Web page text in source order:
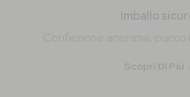
Imballo
Scopri Di Più